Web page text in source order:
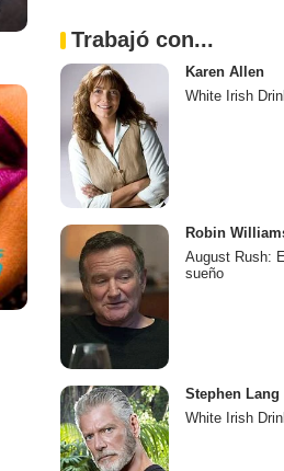
Trabajó con...
Karen Allen
White Irish
Robin
August Rush:
sueño
Stephen Lang
White Irish